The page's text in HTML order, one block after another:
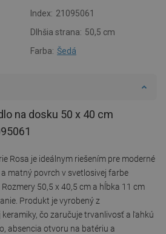
Index: 21095061
Dlhšia strana: 50,5 cm
Farba: Šedá
na dosku 50 x 40 cm
Rosa je ideálnym riešením pre moderné
matný povrch v svetlosivej farbe
50,5 x 40,5 cm a hĺbka 11 cm
Produkt je vyrobený z
čo zaručuje trvanlivosť a ľahkú
absencia otvoru na batériu a